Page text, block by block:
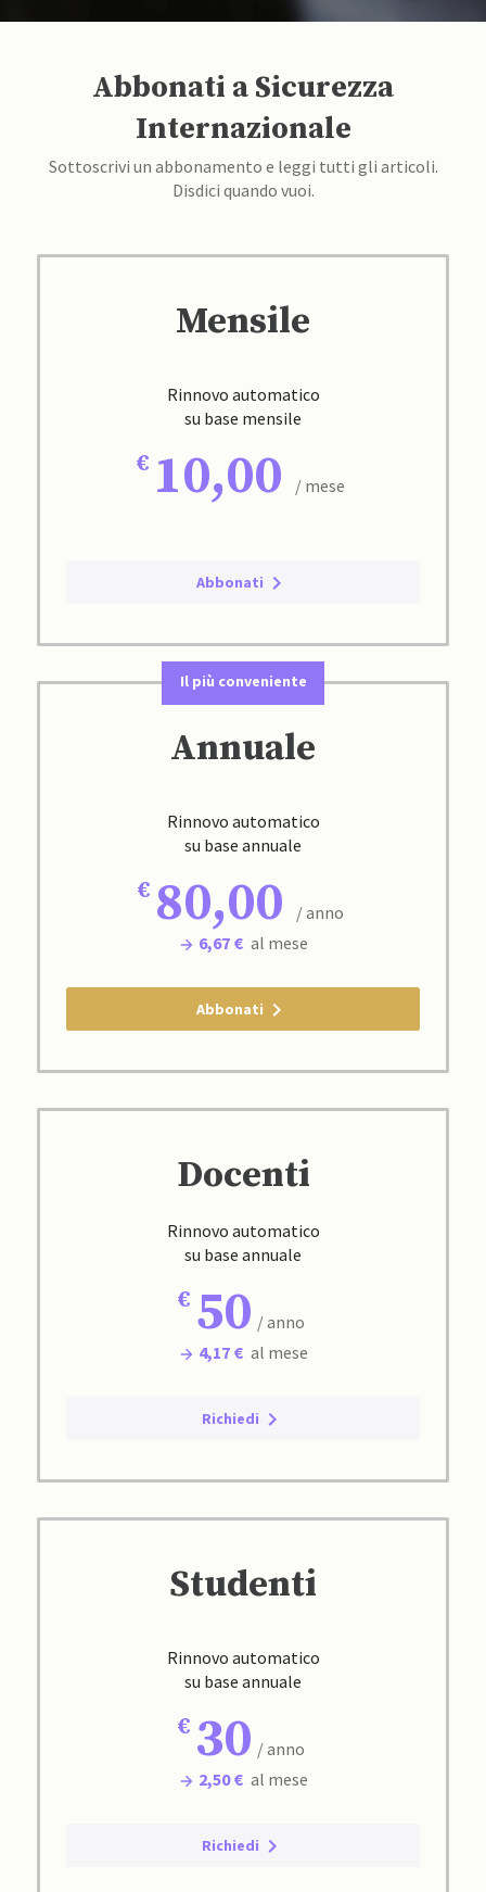
Abbonati a Sicurezza
Internazionale
Sottoscrivi un abbonamento e leggi tutti gli articoli.
Disdici quando vuoi.
Mensile
Rinnovo automatico
su base mensile
10,00 / mese
Abbonati
Il più conveniente
Annuale
Rinnovo automatico
su base annuale
80,00
/ anno
6,67 € al mese
Abbonati
Docenti
Rinnovo automatico
su base annuale
50 / anno
4,17 € al mese
Richiedi
Studenti
Rinnovo automatico
su base annuale
30 / anno
2,50 € al mese
Richiedi